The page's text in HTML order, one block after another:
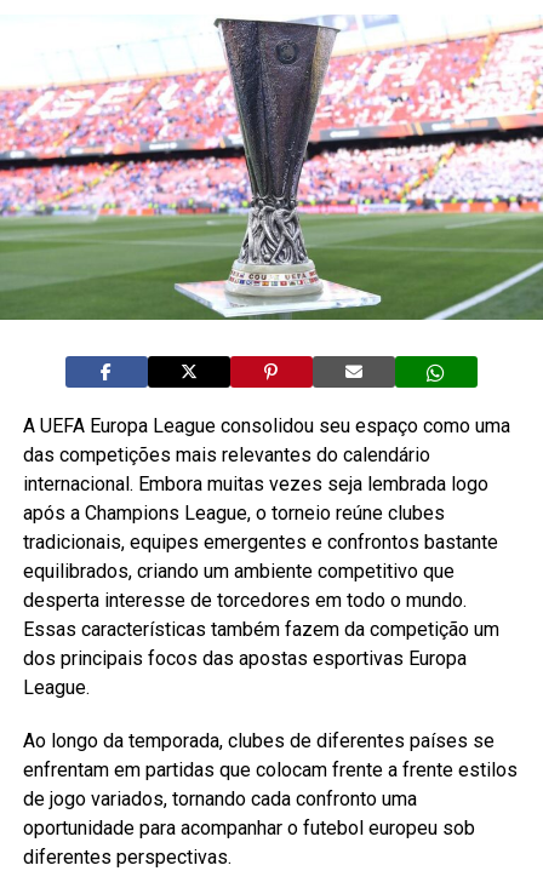
A UEFA Europa League consolidou seu espaço como uma
das competições mais relevantes do calendário
internacional. Embora muitas vezes seja lembrada logo
após a Champions League, o torneio reúne clubes
tradicionais, equipes emergentes e confrontos bastante
equilibrados, criando um ambiente competitivo que
desperta interesse de torcedores em todo o mundo.
Essas características também fazem da competição um
dos principais focos das apostas esportivas Europa
League.
Ao longo da temporada, clubes de diferentes países se
enfrentam em partidas que colocam frente a frente estilos
de jogo variados, tornando cada confronto uma
oportunidade para acompanhar o futebol europeu sob
diferentes perspectivas.